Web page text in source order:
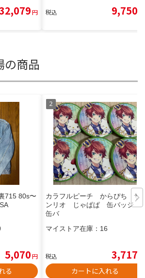
円 税込 9,750
の商品
715 80s〜
5,070円
る
カラフルピーチ からぴち サ
ンリオ じゃぱぱ 缶バッジ
缶バ
マイストア在庫： 16
税込 3,717
カートに入れる